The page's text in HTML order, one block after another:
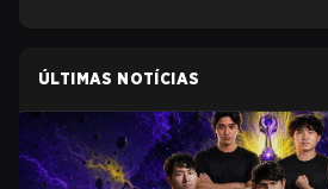
ÚLTIMAS NOTÍCIAS